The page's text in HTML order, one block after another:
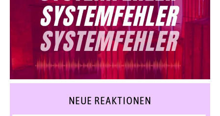
NEUE REAKTIONEN